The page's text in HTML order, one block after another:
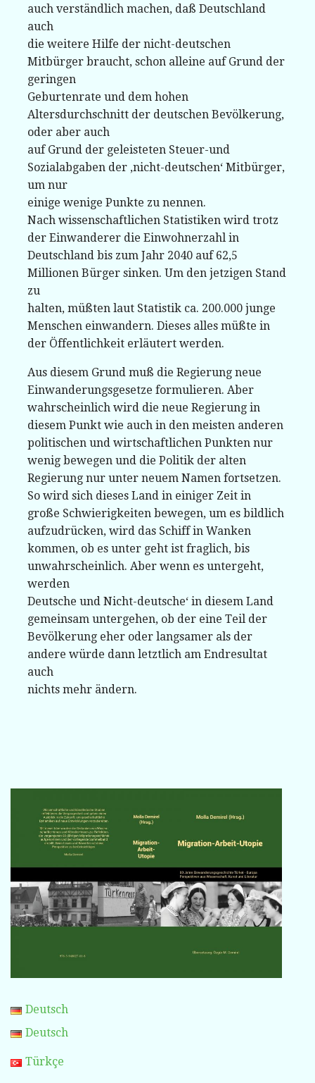
auch verständlich machen, daß Deutschland
auch
die weitere Hilfe der nicht-deutschen
Mitbürger braucht, schon alleine auf Grund der
geringen
Geburtenrate und dem hohen
Altersdurchschnitt der deutschen Bevölkerung,
oder aber auch
auf Grund der geleisteten Steuer-und
Sozialabgaben der ‚nicht-deutschen‘ Mitbürger,
um nur
einige wenige Punkte zu nennen.
Nach wissenschaftlichen Statistiken wird trotz
der Einwanderer die Einwohnerzahl in
Deutschland bis zum Jahr 2040 auf 62,5
Millionen Bürger sinken. Um den jetzigen Stand
zu
halten, müßten laut Statistik ca. 200.000 junge
Menschen einwandern. Dieses alles müßte in
der Öffentlichkeit erläutert werden.
Aus diesem Grund muß die Regierung neue
Einwanderungsgesetze formulieren. Aber
wahrscheinlich wird die neue Regierung in
diesem Punkt wie auch in den meisten anderen
politischen und wirtschaftlichen Punkten nur
wenig bewegen und die Politik der alten
Regierung nur unter neuem Namen fortsetzen.
So wird sich dieses Land in einiger Zeit in
große Schwierigkeiten bewegen, um es bildlich
aufzudrücken, wird das Schiff in Wanken
kommen, ob es unter geht ist fraglich, bis
unwahrscheinlich. Aber wenn es untergeht,
werden
Deutsche und Nicht-deutsche‘ in diesem Land
gemeinsam untergehen, ob der eine Teil der
Bevölkerung eher oder langsamer als der
andere würde dann letztlich am Endresultat
auch
nichts mehr ändern.
Deutsch
Deutsch
Türkçe